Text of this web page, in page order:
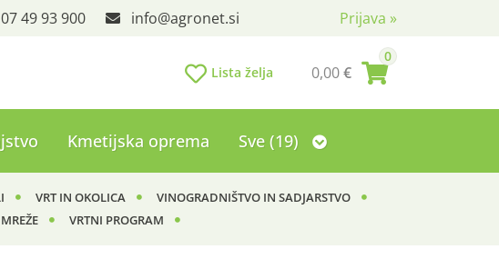
Prijava »
07 49 93 900 info agronet.si
0
0,00€
Lista želja
Kmetijska oprema Sve (19)
VRT IN OKOLICA
VINOGRADNIŠTVO IN SADJARSTVO
VRTNI PROGRAM